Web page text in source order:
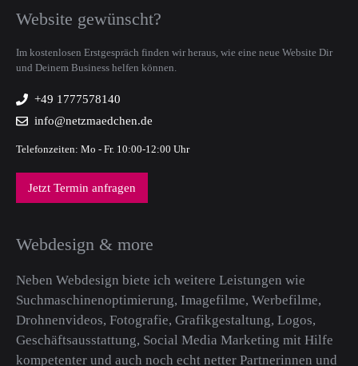
Website gewünscht?
Im kostenlosen Erstgespräch finden wir heraus, wie eine neue Website Dir
und Deinem Business helfen können.
+49 1777578140
info@netzmaedchen.de
Telefonzeiten: Mo - Fr. 10:00-12:00 Uhr
Jetzt Termin anfragen
Webdesign & more
Neben Webdesign biete ich weitere Leistungen wie
Suchmaschinenoptimierung, Imagefilme, Werbefilme,
Drohnenvideos, Fotografie, Grafikgestaltung, Logos,
Geschäftsausstattung, Social Media Marketing mit Hilfe
kompetenter und auch noch echt netter Partnerinnen und